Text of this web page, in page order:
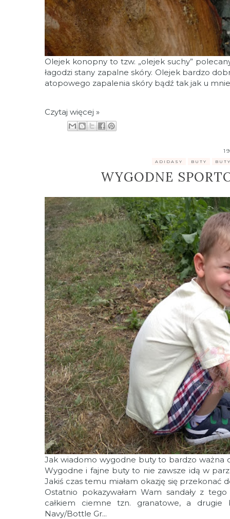
Olejek konopny to tzw. „olejek suchy”
łagodzi stany zapalne skóry. Olejek bardzo
atopowego zapalenia skóry bądź tak jak u
Czytaj więcej »
WYGODNE
Jak wiadomo wygodne buty to bardzo ważna
Wygodne i fajne buty to nie zawsze idą w
Jakiś czas temu miałam okazję się
Ostatnio pokazywałam Wam sandały z
całkiem ciemne tzn. granatowe, a drugie
Navy/Bottle Gr...
ADIDASY BUTY